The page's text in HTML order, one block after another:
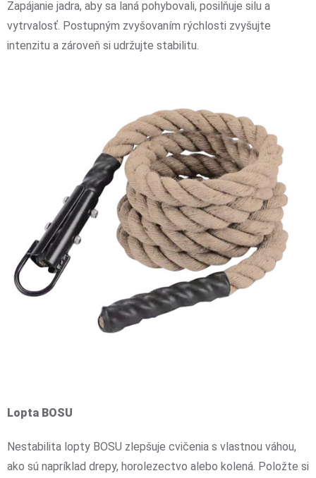
Zapájanie jadra, aby sa laná pohybovali, posilňuje silu a
vytrvalosť. Postupným zvyšovaním rýchlosti zvyšujte
intenzitu a zároveň si udržujte stabilitu.
Lopta BOSU
Nestabilita lopty BOSU zlepšuje cvičenia s vlastnou váhou,
ako sú napríklad drepy, horolezectvo alebo kolená. Položte si